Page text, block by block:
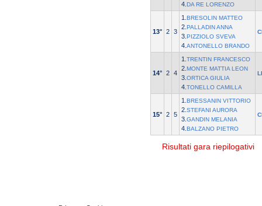
4. DA RE LORENZO
13° 2 3
1. BRESOLIN MATTEO
2. PALLADIN ANNA
3. PIZZIOLO SVEVA
4. ANTONELLO BRANDO
14° 2 4
1. TRENTIN FRANCESCO
2. MONTE MATTIA LEON
3. ORTICA GIULIA
4. TONELLO CAMILLA
15° 2 5
1. BRESSANIN VITTORIO
2. STEFANI AURORA
3. GANDIN MELANIA
4. BALZANO PIETRO
Risultati gara riepilogativi